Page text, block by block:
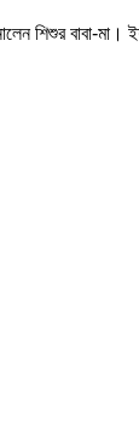
শিশুর বাবা-